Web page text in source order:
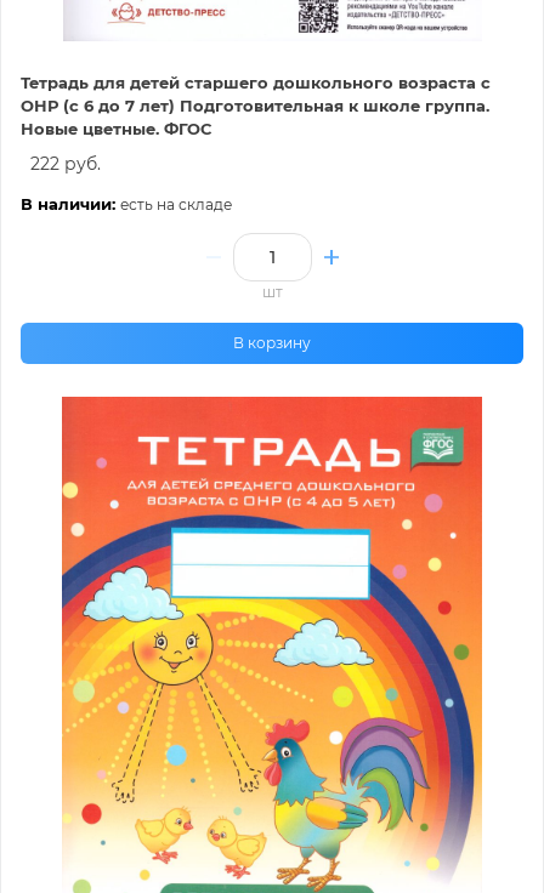
Тетрадь для детей старшего дошкольного возраста с
ОНР (с 6 до 7 лет) Подготовительная к школе группа.
Новые цветные. ФГОС
222 руб.
В наличии: есть на складе
шт
В корзину